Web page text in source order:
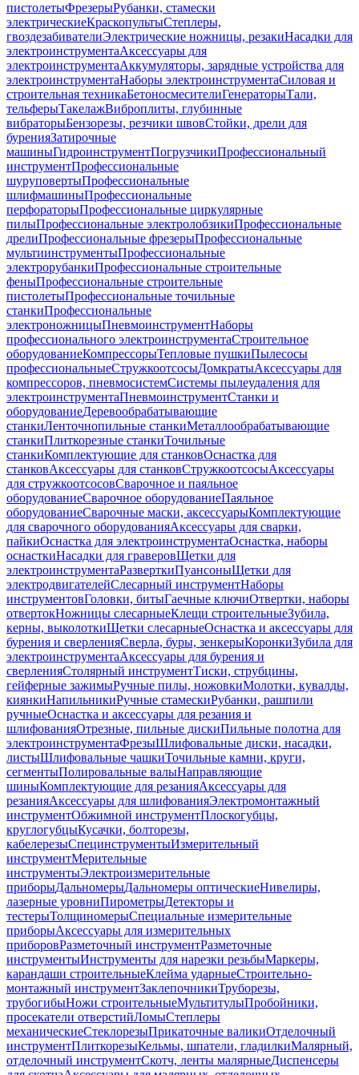
пистолетыФрезерыРубанки, стамески
электрическиеКраскопультыСтеплеры,
гвоздезабивателиЭлектрические ножницы, резакиНасадки для
электроинструментаАксессуары для
электроинструментаАккумуляторы, зарядные устройства для
электроинструментаНаборы электроинструментаСиловая и
строительная техникаБетоносмесителиГенераторыТали,
тельферыТакелажВиброплиты, глубинные
вибраторыБензорезы, резчики швовСтойки, дрели для
буренияЗатирочные
машиныГидроинструментПогрузчикиПрофессиональный
инструментПрофессиональные
шуруповертыПрофессиональные
шлифмашиныПрофессиональные
перфораторыПрофессиональные циркулярные
пилыПрофессиональные электролобзикиПрофессиональные
дрелиПрофессиональные фрезерыПрофессиональные
мультиинструментыПрофессиональные
электрорубанкиПрофессиональные строительные
феныПрофессиональные строительные
пистолетыПрофессиональные точильные
станкиПрофессиональные
электроножницыПневмоинструментНаборы
профессионального электроинструментаСтроительное
оборудованиеКомпрессорыТепловые пушкиПылесосы
профессиональныеСтружкоотсосыДомкратыАксессуары для
компрессоров, пневмосистемСистемы пылеудаления для
электроинструментаПневмоинструментСтанки и
оборудованиеДеревообрабатывающие
станкиЛенточнопильные станкиМеталлообрабатывающие
станкиПлиткорезные станкиТочильные
станкиКомплектующие для станковОснастка для
станковАксессуары для станковСтружкоотсосыАксессуары
для стружкоотсосовСварочное и паяльное
оборудованиеСварочное оборудованиеПаяльное
оборудованиеСварочные маски, аксессуарыКомплектующие
для сварочного оборудованияАксессуары для сварки,
пайкиОснастка для электроинструментаОснастка, наборы
оснасткиНасадки для граверовЩетки для
электроинструментаРазверткиПуансоныЩетки для
электродвигателейСлесарный инструментНаборы
инструментовГоловки, битыГаечные ключиОтвертки, наборы
отвертокНожницы слесарныеКлещи строительныеЗубила,
керны, выколоткиЩетки слесарныеОснастка и аксессуары для
бурения и сверленияСверла, буры, зенкерыКоронкиЗубила для
электроинструментаАксессуары для бурения и
сверленияСтолярный инструментТиски, струбцины,
гейферные зажимыРучные пилы, ножовкиМолотки, кувалды,
киянкиНапильникиРучные стамескиРубанки, рашпили
ручныеОснастка и аксессуары для резания и
шлифованияОтрезные, пильные дискиПильные полотна для
электроинструментаФрезыШлифовальные диски, насадки,
листыШлифовальные чашкиТочильные камни, круги,
сегментыПолировальные валыНаправляющие
шиныКомплектующие для резанияАксессуары для
резанияАксессуары для шлифованияЭлектромонтажный
инструментОбжимной инструментПлоскогубцы,
круглогубцыКусачки, болторезы,
кабелерезыСпецинструментыИзмерительный
инструментМерительные
инструментыЭлектроизмерительные
приборыДальномерыДальномеры оптическиеНивелиры,
лазерные уровниПирометрыДетекторы и
тестерыТолщиномерыСпециальные измерительные
приборыАксессуары для измерительных
приборовРазметочный инструментРазметочные
инструментыИнструменты для нарезки резьбыМаркеры,
карандаши строительныеКлейма ударныеСтроительно-
монтажный инструментЗаклепочникиТруборезы,
трубогибыНожи строительныеМультитулыПробойники,
просекатели отверстийЛомыСтеплеры
механическиеСтеклорезыПрикаточные валикиОтделочный
инструментПлиткорезыКельмы, шпатели, гладилкиМалярный,
отделочный инструментСкотч, ленты малярныеДиспенсеры